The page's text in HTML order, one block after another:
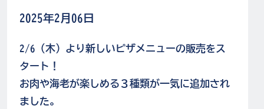
2025年2月06日
2/6（木）より新しいピザメニューの販売をス
タート！
お肉や海老が楽しめる３種類が一気に追加され
ました。